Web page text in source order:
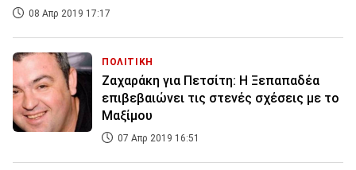
08 Απρ 2019 17:17
ΠΟΛΙΤΙΚΗ
Ζαχαράκη για Πετσίτη: Η Ξεπαπαδέα
επιβεβαιώνει τις στενές σχέσεις με το
Μαξίμου
07 Απρ 2019 16:51